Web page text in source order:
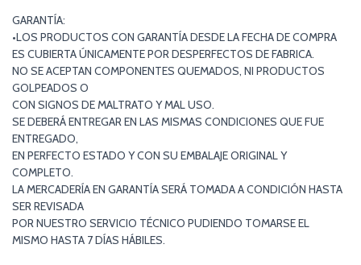
GARANTÍA:
•LOS PRODUCTOS CON GARANTÍA DESDE LA FECHA DE COMPRA
ES CUBIERTA ÚNICAMENTE POR DESPERFECTOS DE FABRICA.
NO SE ACEPTAN COMPONENTES QUEMADOS, NI PRODUCTOS
GOLPEADOS O
CON SIGNOS DE MALTRATO Y MAL USO.
SE DEBERÁ ENTREGAR EN LAS MISMAS CONDICIONES QUE FUE
ENTREGADO,
EN PERFECTO ESTADO Y CON SU EMBALAJE ORIGINAL Y
COMPLETO.
LA MERCADERÍA EN GARANTÍA SERÁ TOMADA A CONDICIÓN HASTA
SER REVISADA
POR NUESTRO SERVICIO TÉCNICO PUDIENDO TOMARSE EL
MISMO HASTA 7 DÍAS HÁBILES.